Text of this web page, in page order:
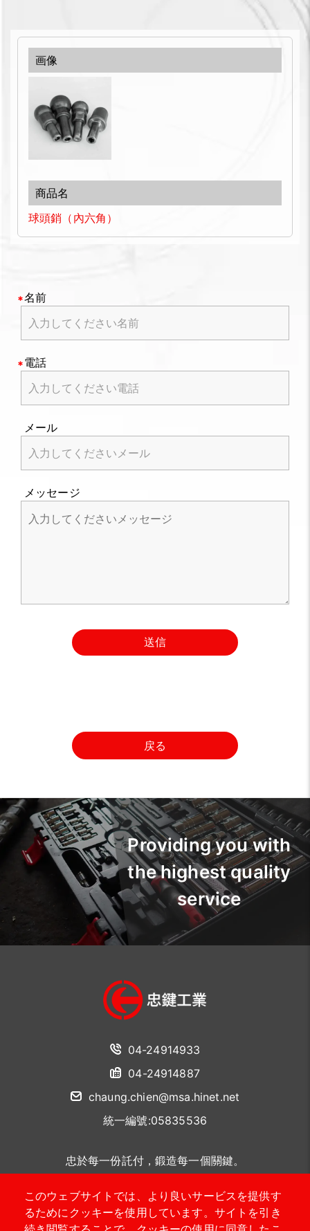
球頭銷（內六角）
名前
電話
メール
メッセージ
送信
戻る
このウェブサイトでは、より良いサービスを提供す
るためにクッキーを使用しています。サイトを引き
04-24914933
04-24914887
chaung.chien@msa.hinet.net
統一編號:05835536
忠於每一份託付，鍛造每一個關鍵。
聯絡我們
Providing you with
the highest quality
service